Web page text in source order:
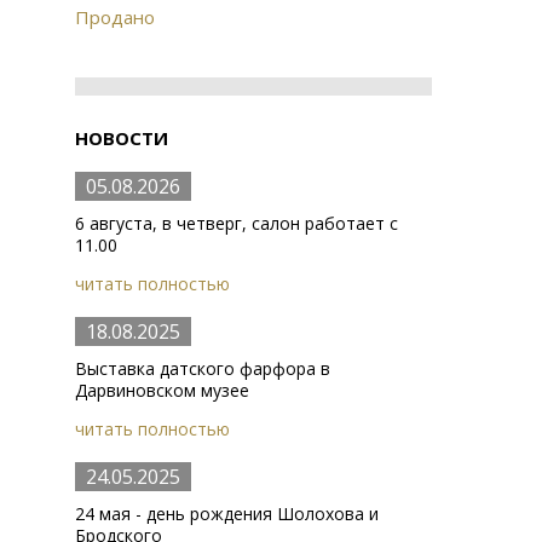
Продано
НОВОСТИ
05.08.2026
6 августа, в четверг, салон работает с
11.00
читать полностью
18.08.2025
Выставка датского фарфора в
Дарвиновском музее
читать полностью
24.05.2025
24 мая - день рождения Шолохова и
Бродского